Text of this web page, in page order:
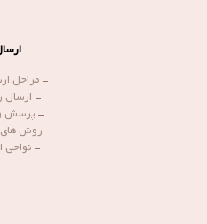
-مراحل
- ارسال
-پرسش
- روش
-نواحی